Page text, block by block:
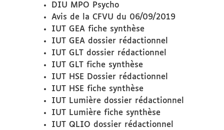
DIU MPO Psycho
Avis de la CFVU du 06/09/2019
IUT GEA fiche synthèse
IUT GEA dossier rédactionnel
IUT GLT dossier rédactionnel
IUT GLT fiche synthèse
IUT HSE Dossier rédactionnel
IUT HSE fiche synthèse
IUT Lumière dossier rédactionnel
IUT Lumière fiche synthèse
IUT QLIO dossier rédactionnel